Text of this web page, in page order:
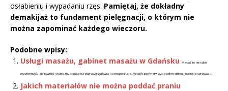
osłabieniu i wypadaniu rzęs. Pamiętaj, że dokładny
demakijaż to fundament pielęgnacji, o którym nie
można zapominać każdego wieczoru.
Podobne wpisy:
Usługi masażu, gabinet masażu w Gdańsku
Masaż to nie tylko
przyjemność, ale również skuteczny sposób na poprawę zdrowia i samopoczucia. Współczesny styl życia pełen stresu i napięcia sprawia,...
Jakich materiałów nie można poddać praniu